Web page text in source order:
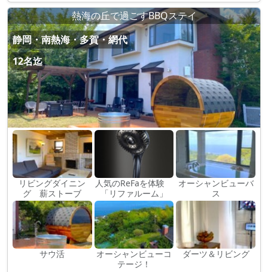
熱海の丘で過ごすBBQステイ
静岡・南熱海・多賀・網代
12名迄
リビングダイニン
グ 薪ストーブ
人気のReFaを体験
「リファルーム」
オーシャンビューバ
ス
サウ活
オーシャンビューコ
テージ！
ダーツ＆リビング